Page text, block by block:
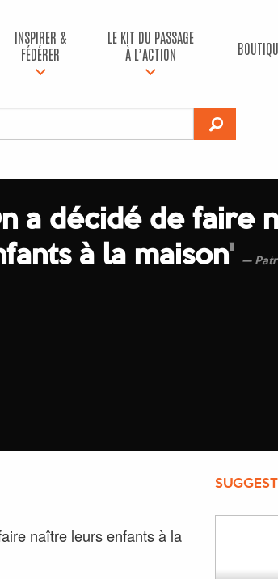
INSPIRER &
FÉDÉRER
LE KIT DU PASSAGE
À L’ACTION
a décidé de faire
à la maison'
naître leurs enfants à la